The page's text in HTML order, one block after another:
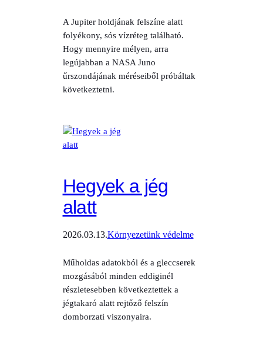
A Jupiter holdjának felszíne alatt
folyékony, sós vízréteg található.
Hogy mennyire mélyen, arra
legújabban a NASA Juno
űrszondájának méréseiből próbáltak
következtetni.
Hegyek a jég
alatt
2026.03.13.Környezetünk védelme
Műholdas adatokból és a gleccserek
mozgásából minden eddiginél
részletesebben következtettek a
jégtakaró alatt rejtőző felszín
domborzati viszonyaira.